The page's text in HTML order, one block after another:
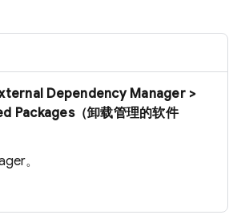
Dependency Manager >
Packages（卸载管理的软件
。